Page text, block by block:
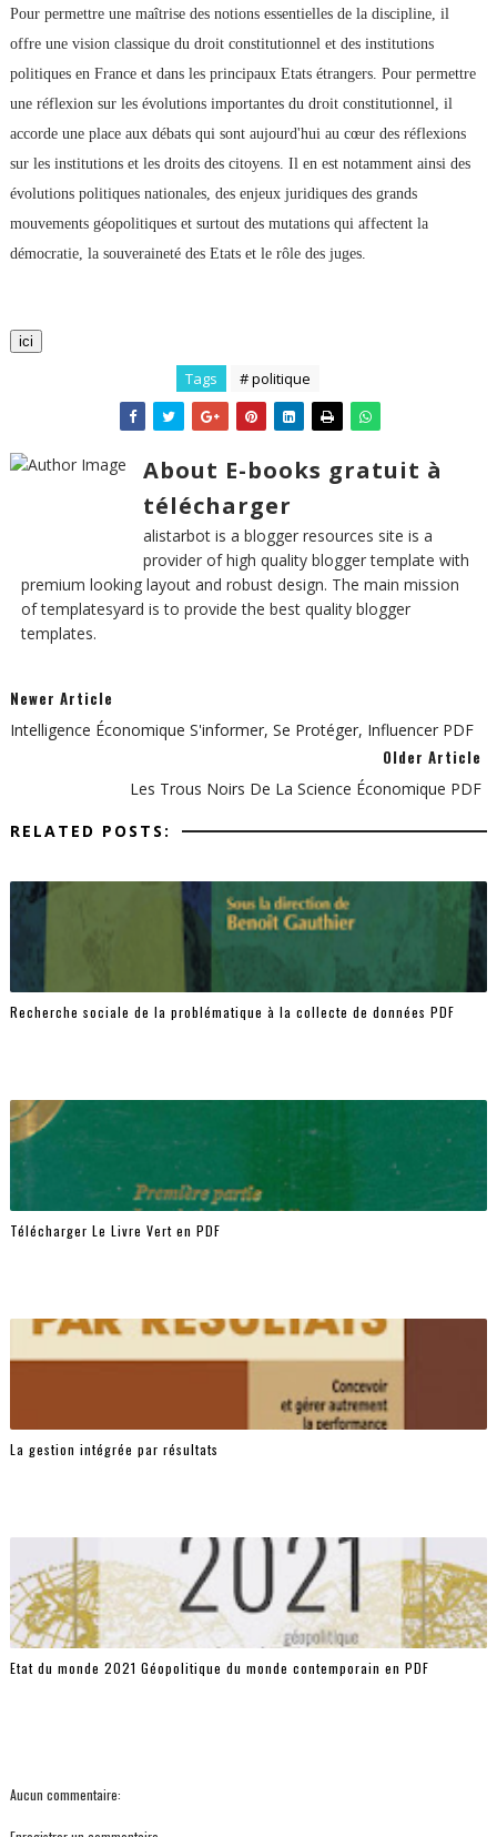
Pour permettre une maîtrise des notions essentielles de la discipline, il
offre une vision classique du droit constitutionnel et des institutions
politiques en France et dans les principaux Etats étrangers. Pour permettre
une réflexion sur les évolutions importantes du droit constitutionnel, il
accorde une place aux débats qui sont aujourd'hui au cœur des réflexions
sur les institutions et les droits des citoyens. Il en est notamment ainsi des
évolutions politiques nationales, des enjeux juridiques des grands
mouvements géopolitiques et surtout des mutations qui affectent la
démocratie, la souveraineté des Etats et le rôle des juges.
ici
Tags # politique
About E-books gratuit à
télécharger
alistarbot is a blogger resources site is a
provider of high quality blogger template with
premium looking layout and robust design. The main mission
of templatesyard is to provide the best quality blogger
templates.
Newer Article
Intelligence Économique S'informer, Se Protéger, Influencer PDF
Older Article
Les Trous Noirs De La Science Économique PDF
RELATED POSTS:
Recherche sociale de la problématique à la collecte de données PDF
Télécharger Le Livre Vert en PDF
La gestion intégrée par résultats
Etat du monde 2021 Géopolitique du monde contemporain en PDF
Aucun commentaire: